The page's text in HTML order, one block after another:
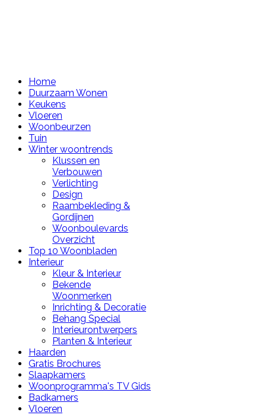
Home
Duurzaam Wonen
Keukens
Vloeren
Woonbeurzen
Tuin
Winter woontrends
Klussen en
Verbouwen
Verlichting
Design
Raambekleding &
Gordijnen
Woonboulevards
Overzicht
Top 10 Woonbladen
Interieur
Kleur & Interieur
Bekende
Woonmerken
Inrichting & Decoratie
Behang Special
Interieurontwerpers
Planten & Interieur
Haarden
Gratis Brochures
Slaapkamers
Woonprogramma's TV Gids
Badkamers
Vloeren